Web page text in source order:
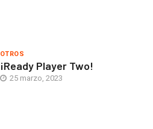
OTROS
¡Ready Player Two!
25 marzo, 2023